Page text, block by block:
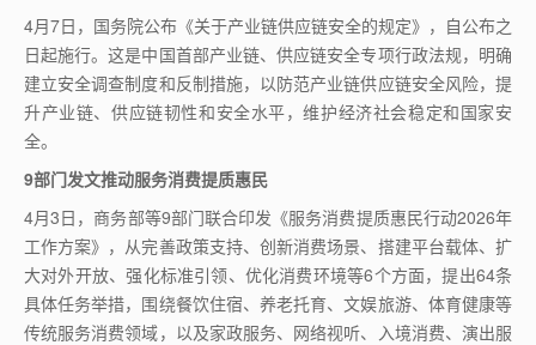
4月7日，国务院公布《关于产业链供应链安全的规定》，自公布之
日起施行。这是中国首部产业链、供应链安全专项行政法规，明确
建立安全调查制度和反制措施，以防范产业链供应链安全风险，提
升产业链、供应链韧性和安全水平，维护经济社会稳定和国家安
全。
9部门发文推动服务消费提质惠民
4月3日，商务部等9部门联合印发《服务消费提质惠民行动2026年
工作方案》，从完善政策支持、创新消费场景、搭建平台载体、扩
大对外开放、强化标准引领、优化消费环境等6个方面，提出64条
具体任务举措，围绕餐饮住宿、养老托育、文娱旅游、体育健康等
传统服务消费领域，以及家政服务、网络视听、入境消费、演出服